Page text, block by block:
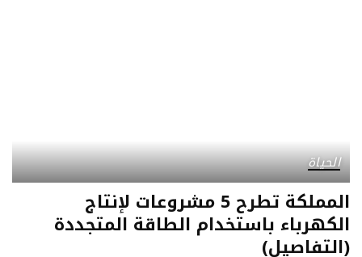
الحياة
المملكة تطرح 5 مشروعات لإنتاج
الكهرباء باستخدام الطاقة المتجددة
(التفاصيل)